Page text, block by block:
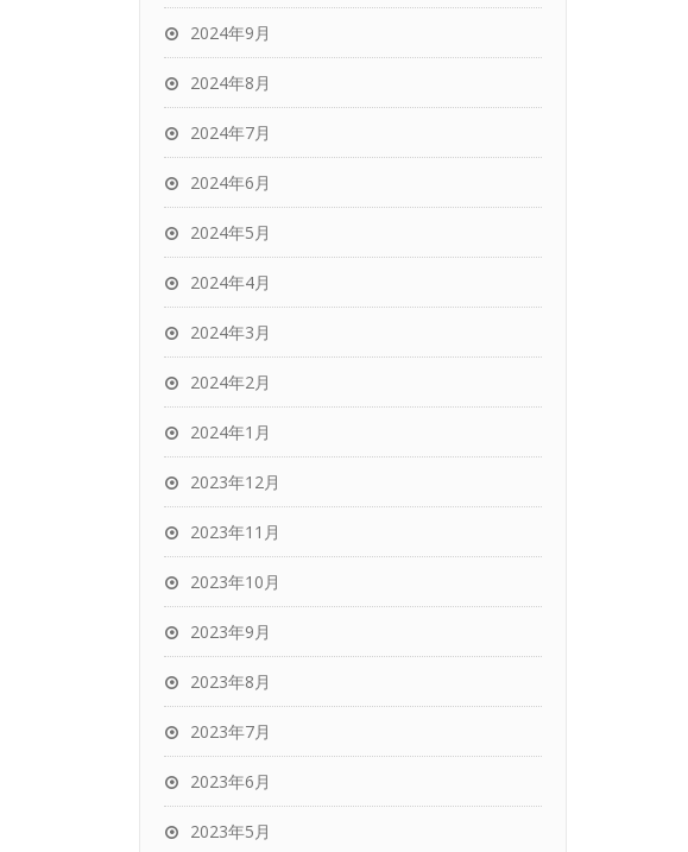
2024年9月
2024年8月
2024年7月
2024年6月
2024年5月
2024年4月
2024年3月
2024年2月
2024年1月
2023年12月
2023年11月
2023年10月
2023年9月
2023年8月
2023年7月
2023年6月
2023年5月